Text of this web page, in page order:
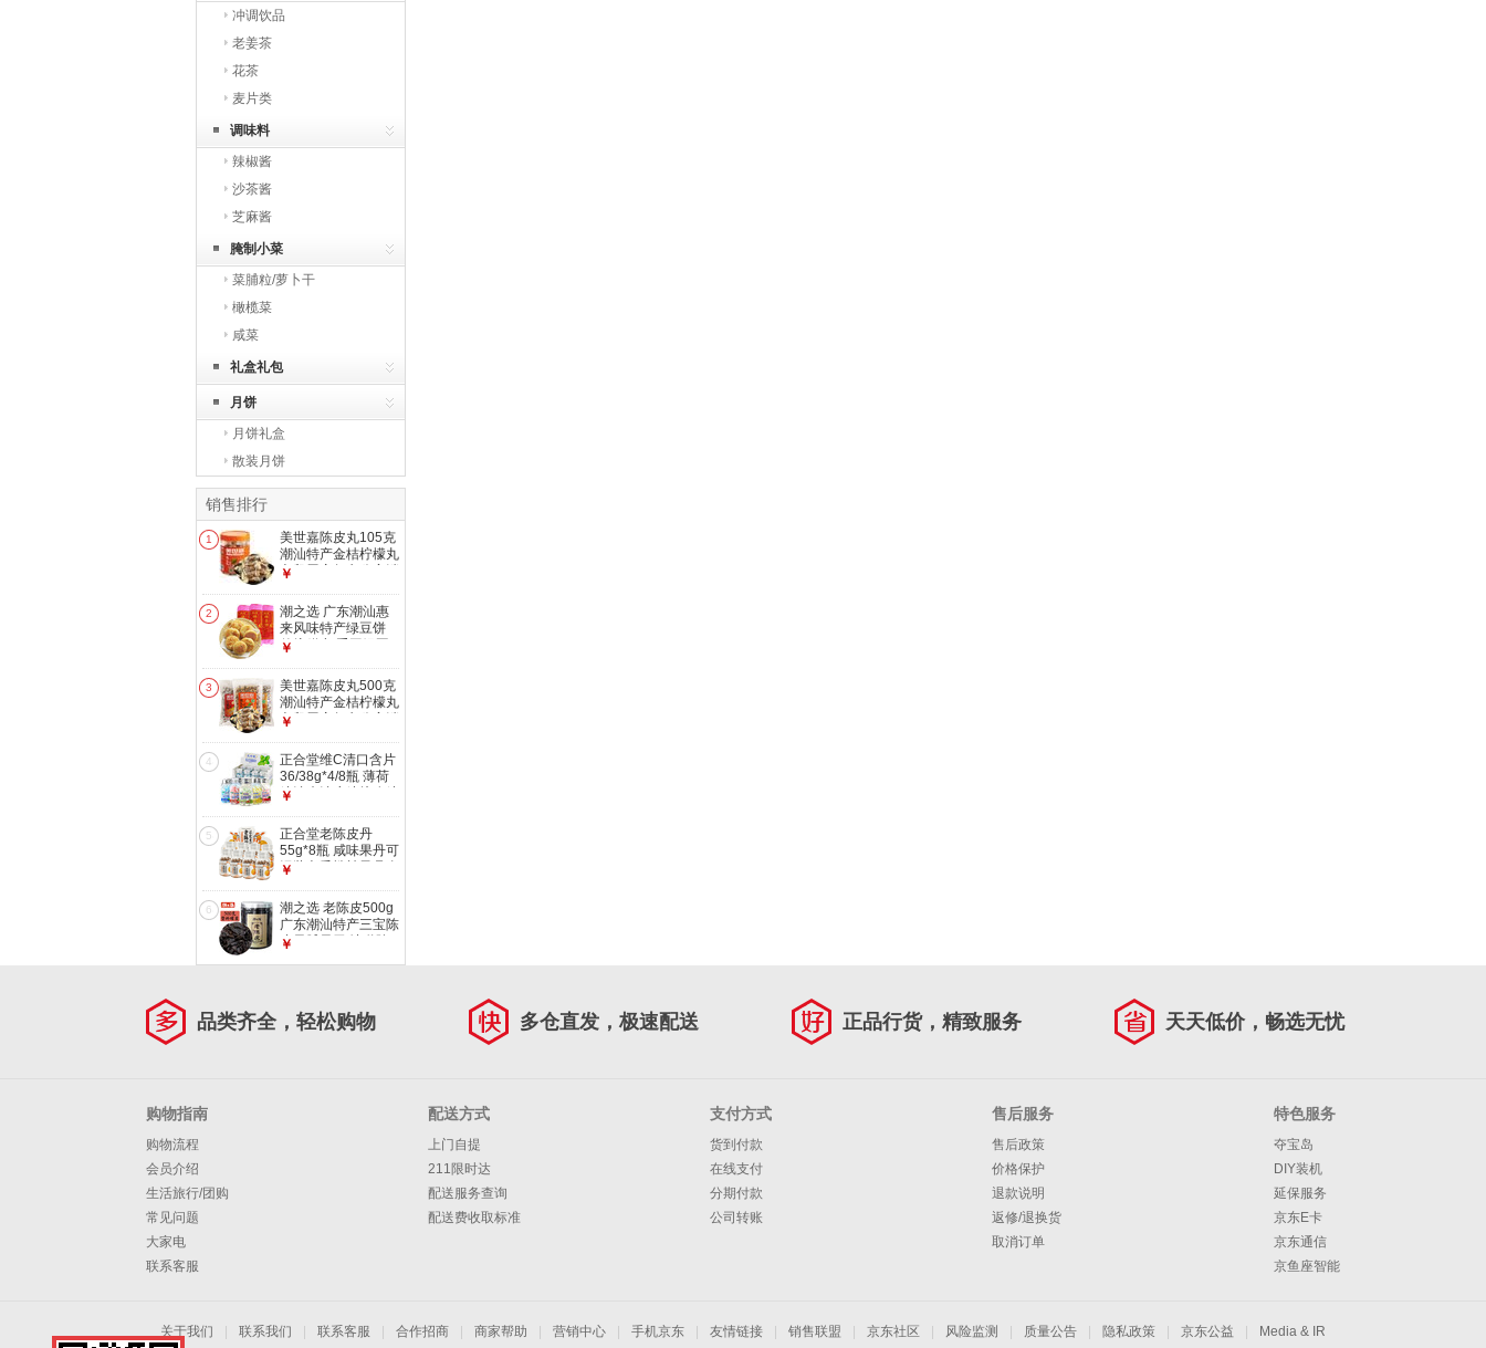
冲调饮品
老姜茶
花茶
麦片类
调味料
辣椒酱
沙茶酱
芝麻酱
腌制小菜
菜脯粒/萝卜干
橄榄菜
咸菜
礼盒礼包
月饼
月饼礼盒
散装月饼
销售排行
1
美世嘉陈皮丸105克
潮汕特产金桔柠檬丸
老鼠屎童年办公室消
￥
2
潮之选 广东潮汕惠
来风味特产绿豆饼
传统糕点 手工绿豆
豆饼250g*3筒
￥
3
美世嘉陈皮丸500克
潮汕特产金桔柠檬丸
老鼠屎童年办公室消
丸】
￥
4
正合堂维C清口含片
36/38g*4/8瓶 薄荷
糖清爽清凉糖接吻糖
（可备注口味）4瓶
￥
5
正合堂老陈皮丹
55g*8瓶 咸味果丹可
混装老香橼柚子丹金
￥
6
潮之选 老陈皮500g
广东潮汕特产三宝陈
皮果脯果干 地道陈
￥
品类齐全，轻松购物 多仓直发，极速配送 正品行货，精致服务 天天低价，畅选无忧
购物指南
购物流程
会员介绍
生活旅行/团购
常见问题
大家电
联系客服
配送方式
上门自提
211限时达
配送服务查询
配送费收取标准
支付方式
货到付款
在线支付
分期付款
公司转账
售后服务
售后政策
价格保护
退款说明
返修/退换货
取消订单
特色服务
夺宝岛
DIY装机
延保服务
京东E卡
京东通信
京鱼座智能
关于我们 联系我们 联系客服 合作招商 商家帮助 营销中心 手机京东 友情链接 销售联盟 京东社区 风险监测 质量公告 隐私政策 京东公益 Media & IR